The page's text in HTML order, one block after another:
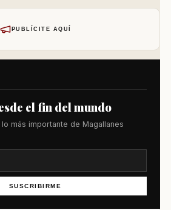
PUBLÍCITE AQUÍ
el fin del mundo
lo más importante de Magallanes
SUSCRIBIRME